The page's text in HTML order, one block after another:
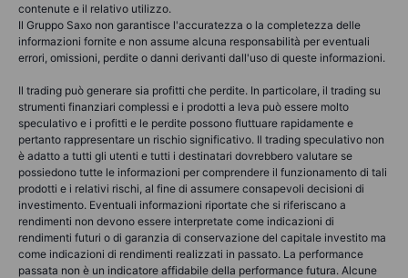
contenute e il relativo utilizzo.
Il Gruppo Saxo non garantisce l'accuratezza o la completezza delle
informazioni fornite e non assume alcuna responsabilità per eventuali
errori, omissioni, perdite o danni derivanti dall'uso di queste informazioni.
Il trading può generare sia profitti che perdite. In particolare, il trading su
strumenti finanziari complessi e i prodotti a leva può essere molto
speculativo e i profitti e le perdite possono fluttuare rapidamente e
pertanto rappresentare un rischio significativo. Il trading speculativo non
è adatto a tutti gli utenti e tutti i destinatari dovrebbero valutare se
possiedono tutte le informazioni per comprendere il funzionamento di tali
prodotti e i relativi rischi, al fine di assumere consapevoli decisioni di
investimento. Eventuali informazioni riportate che si riferiscano a
rendimenti non devono essere interpretate come indicazioni di
rendimenti futuri o di garanzia di conservazione del capitale investito ma
come indicazioni di rendimenti realizzati in passato. La performance
passata non è un indicatore affidabile della performance futura. Alcune